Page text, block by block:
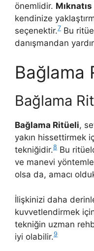
önemlidir.
kendinize
seçenektir.7 Bu
danışmandan
Bağlama
Bağlama
Bağlama Ritüeli,
yakın hissettirmek
tekniğidir.8 Bu
ve manevi
olsa da, amacı
İlişkinizi daha
kuvvetlendirmek
tekniğin uzman
iyi olabilir.9